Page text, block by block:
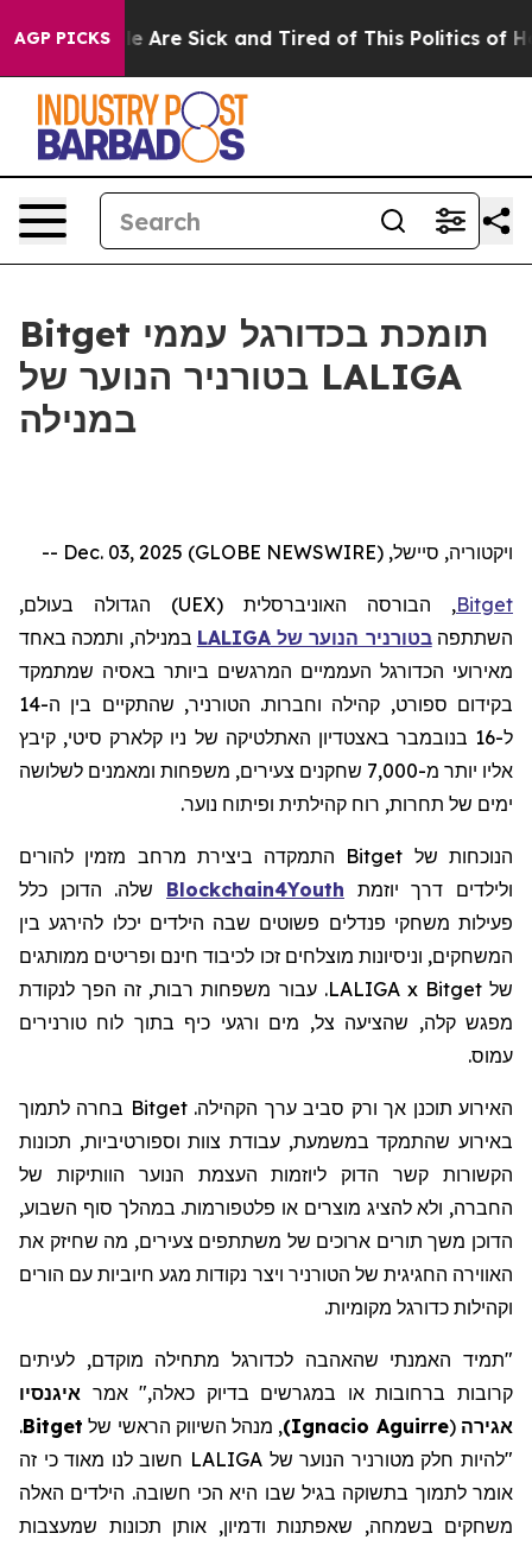
AGP PICKS
“People Are Sick and Tired of This Politics of
Bitget תומכת בכדורגל עממי
בטורניר הנוער של LALIGA
במנילה
ויקטוריה, סיישל, Dec. 03, 2025 (GLOBE NEWSWIRE) --
Bitget, הבורסה האוניברסלית (UEX) הגדולה בעולם,
השתתפהבטורניר הנוער שלLALIGA במנילה, ותמכה באחד
מאירועי הכדורגל העממיים המרגשים ביותר באסיה שמתמקד
בקידום ספורט, קהילה וחברות. הטורניר, שהתקיים בין ה-14
ל-16 בנובמבר באצטדיון האתלטיקה של ניו קלארק סיטי, קיבץ
אליו יותר מ-7,000 שחקנים צעירים, משפחות ומאמנים לשלושה
ימים של תחרות, רוח קהילתית ופיתוח נוער.
הנוכחות של Bitget התמקדה ביצירת מרחב מזמין להורים
ולילדים דרך יוזמת Blockchain4Youth שלה. הדוכן כלל
פעילות משחקי פנדלים פשוטים שבה הילדים יכלו להירגע בין
המשחקים, וניסיונות מוצלחים זכו לכיבוד חינם ופריטים ממותגים
של LALIGA x Bitget. עבור משפחות רבות, זה הפך לנקודת
מפגש קלה, שהציעה צל, מים ורגעי כיף בתוך לוח טורנירים
עמוס.
האירוע תוכנן אך ורק סביב ערך הקהילה. Bitget בחרה לתמוך
באירוע שהתמקד במשמעת, עבודת צוות וספורטיביות, תכונות
הקשורות קשר הדוק ליוזמות העצמת הנוער הוותיקות של
החברה, ולא להציג מוצרים או פלטפורמות. במהלך סוף השבוע,
הדוכן משך תורים ארוכים של משתתפים צעירים, מה שחיזק את
האווירה החגיגית של הטורניר ויצר נקודות מגע חיוביות עם הורים
וקהילות כדורגל מקומיות.
"תמיד האמנתי שהאהבה לכדורגל מתחילה מוקדם, לעיתים
קרובות ברחובות או במגרשים בדיוק כאלה," אמר איגנסיו
אגירה (
Ignacio Aguirre
)
, מנהלהשיווק הראשי של Bitget
.
"להיות חלק מטורניר הנוער של LALIGA חשוב לנו מאוד כי זה
אומרלתמוך בתשוקה בגיל שבו היא הכי חשובה. הילדים האלה
משחקים בשמחה, שאפתנות ודמיון, אותן תכונות שמעצבות